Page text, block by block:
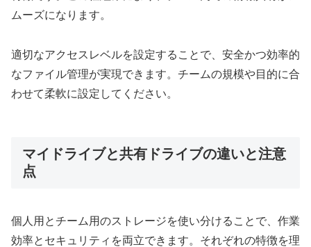
ムーズになります。
適切なアクセスレベルを設定することで、安全かつ効率的
なファイル管理が実現できます。チームの規模や目的に合
わせて柔軟に設定してください。
マイドライブと共有ドライブの違いと注意
点
個人用とチーム用のストレージを使い分けることで、作業
効率とセキュリティを両立できます。それぞれの特徴を理